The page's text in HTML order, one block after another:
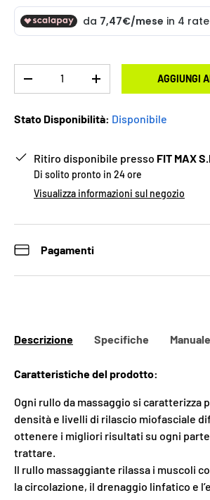
-
+ AGGIUNGI
Stato Disponibilità: Disponibile
Ritiro disponibile presso FIT MAX
Di solito pronto in 24 ore
Visualizza informazioni sul negozio
Pagamenti
Descrizione Specifiche Manuale
Caratteristiche del prodotto:
Ogni rullo da massaggio si caratterizza
densità e livelli di rilascio miofasciale
ottenere i migliori risultati su ogni
trattare.
Il rullo massaggiante rilassa i muscoli
la circolazione, il drenaggio linfatico e